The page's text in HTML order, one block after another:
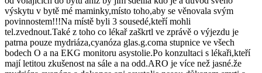
výskytu v bytě mé maminky,místo toho,aby se věnovala svým
povinnostem!!!Na místě byli 3 sousedé,kteří mohli
tel.zvednout.Také z toho co lékař zaškrtl ve zprávě o výjezdu je
patrna pouze mydriáza,cyanóza glas.g.coma stupnice ve všech
bodech O a na EKG monitoru asystolie.Po konzultaci s lékaři,kteří
mají letitou zkušenost na sále a na odd.ARO je více než jasné.že